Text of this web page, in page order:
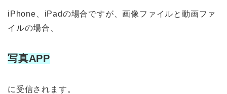
iPhone、iPadの場合ですが、画像ファイルと動画ファ
イルの場合、
写真APP
に受信されます。